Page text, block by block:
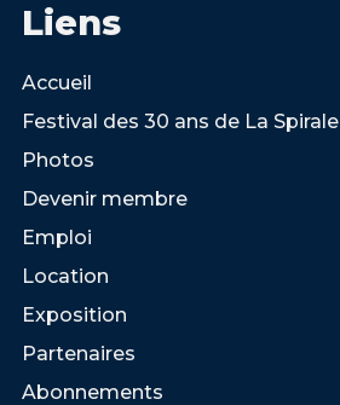
Liens
Accueil
Festival des 30 ans de La Spirale
Photos
Devenir membre
Emploi
Location
Exposition
Partenaires
Abonnements